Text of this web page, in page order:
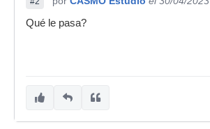
Qué le pasa?